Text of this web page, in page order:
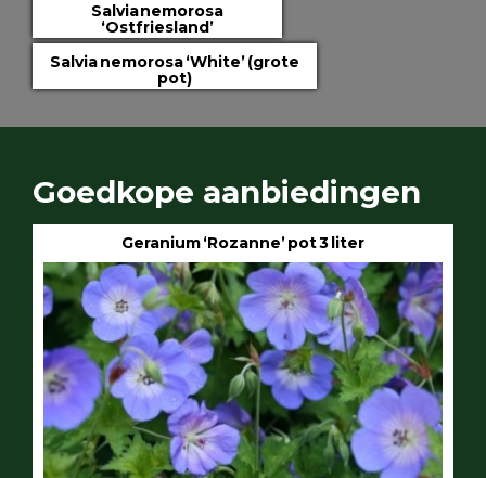
Salvia nemorosa
‘Ostfriesland’
Salvia nemorosa ‘White’ (grote
pot)
Goedkope aanbiedingen
Geranium ‘Rozanne’ pot 3 liter